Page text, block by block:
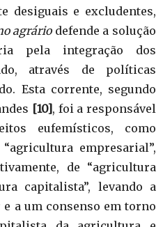
desiguais e excludentes,
agráriodefende a solução
pela integração dos
através de políticas
Esta corrente, segundo
[10] , foi a responsável
eufemísticos, como
empresarial”,
de “agricultura
capitalista”, levando a
a um consenso em torno